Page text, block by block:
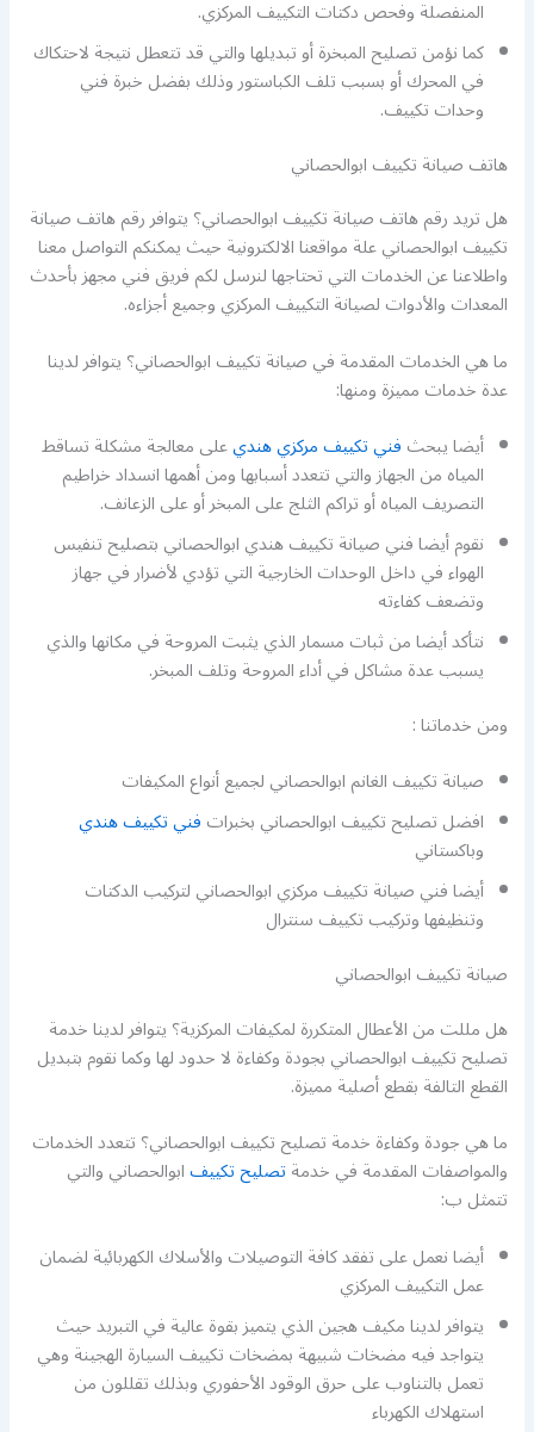
المنفصلة وفحص دكتات التكييف المركزي.
كما نؤمن تصليح المبخرة أو تبديلها والتي قد تتعطل نتيجة لاحتكاك
في المحرك أو بسبب تلف الكباستور وذلك بفضل خبرة فني
وحدات تكييف.
هاتف صيانة تكييف ابوالحصاني
هل تريد رقم هاتف صيانة تكييف ابوالحصاني؟ يتوافر رقم هاتف صيانة
تكييف ابوالحصاني علة مواقعنا الالكترونية حيث يمكنكم التواصل معنا
واطلاعنا عن الخدمات التي تحتاجها لنرسل لكم فريق فني مجهز بأحدث
المعدات والأدوات لصيانة التكييف المركزي وجميع أجزاءه.
ما هي الخدمات المقدمة في صيانة تكييف ابوالحصاني؟ يتوافر لدينا
عدة خدمات مميزة ومنها:
أيضا يبحثفني تكييف مركزي هنديعلى معالجة مشكلة تساقط
المياه من الجهاز والتي تتعدد أسبابها ومن أهمها انسداد خراطيم
التصريف المياه أو تراكم الثلج على المبخر أو على الزعانف.
نقوم أيضا فني صيانة تكييف هندي ابوالحصاني بتصليح تنفيس
الهواء في داخل الوحدات الخارجية التي تؤدي لأضرار في جهاز
وتضعف كفاءته
نتأكد أيضا من ثبات مسمار الذي يثبت المروحة في مكانها والذي
يسبب عدة مشاكل في أداء المروحة وتلف المبخر.
ومن خدماتنا :
صيانة تكييف الغانم ابوالحصاني لجميع أنواع المكيفات
افضل تصليح تكييف ابوالحصاني بخبراتفني تكييف هندي
وباكستاني
أيضا فني صيانة تكييف مركزي ابوالحصاني لتركيب الدكتات
وتنظيفها وتركيب تكييف سنترال
صيانة تكييف ابوالحصاني
هل مللت من الأعطال المتكررة لمكيفات المركزية؟ يتوافر لدينا خدمة
تصليح تكييف ابوالحصاني بجودة وكفاءة لا حدود لها وكما نقوم بتبديل
القطع التالفة بقطع أصلية مميزة.
ما هي جودة وكفاءة خدمة تصليح تكييف ابوالحصاني؟ تتعدد الخدمات
والمواصفات المقدمة في خدمةتصليح تكييفابوالحصاني والتي
تتمثل ب:
أيضا نعمل على تفقد كافة التوصيلات والأسلاك الكهربائية لضمان
عمل التكييف المركزي
يتوافر لدينا مكيف هجين الذي يتميز بقوة عالية في التبريد حيث
يتواجد فيه مضخات شبيهة بمضخات تكييف السيارة الهجينة وهي
تعمل بالتناوب على حرق الوقود الأحفوري وبذلك تقللون من
استهلاك الكهرباء